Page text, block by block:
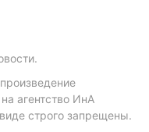
агентство ИнА
строго запрещены.